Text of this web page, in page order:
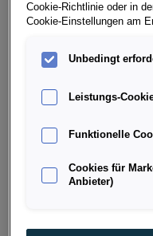
Fabia Essence
Erstzulassung
Cookie-Richtlinie oder in
Cookie-Einstellungen am
Unbedingt
Leistungs-
Funktionelle
Cookies für
Anbieter)